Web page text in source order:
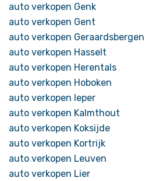
auto verkopen Genk
auto verkopen Gent
auto verkopen Geraardsbergen
auto verkopen Hasselt
auto verkopen Herentals
auto verkopen Hoboken
auto verkopen Ieper
auto verkopen Kalmthout
auto verkopen Koksijde
auto verkopen Kortrijk
auto verkopen Leuven
auto verkopen Lier